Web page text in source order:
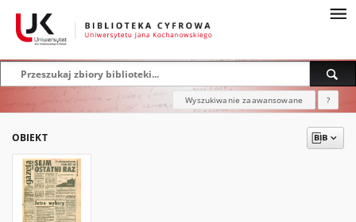
Wyszukiwanie zaawansowane ?
OBIEKT